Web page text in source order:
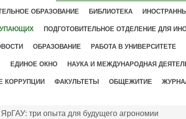
ОБРАЗОВАНИЕ БИБЛИОТЕКА
ПОДГОТОВИТЕЛЬНОЕ ОТДЕЛЕНИЕ ДЛЯ
ОБРАЗОВАНИЕ РАБОТА В УНИВЕРСИТЕТЕ
ЕДИНОЕ ОКНО НАУКА И МЕЖДУНАРОДНАЯ
КОРРУПЦИИ ФАКУЛЬТЕТЫ ОБЩЕЖИТИЕ
три опыта для будущего агрономии